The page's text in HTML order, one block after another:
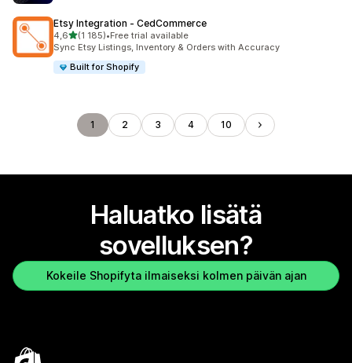
Etsy Integration ‑ CedCommerce
4,6/ 5 tähteä
(1 185)
1185 arvostelua yhteensä
•Free trial available
Sync Etsy Listings, Inventory & Orders with Accuracy
Built for Shopify
1 2 3 4 10
Haluatko lisätä
sovelluksen?
Kokeile Shopifyta ilmaiseksi kolmen päivän ajan